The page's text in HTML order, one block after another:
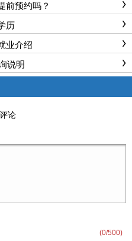
前预约吗？
历
业介绍
说明
论
(0/500)